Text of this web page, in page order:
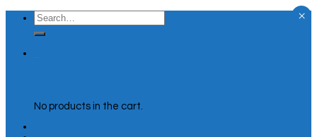
Skip
content
Search
for:
No products in the cart.
×